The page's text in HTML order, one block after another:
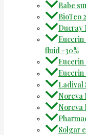
Babe
BioTeo
Ducray
fluid -30%
Eucerin
Eucerin
Ladival
Noreva
Noreva
Solgar